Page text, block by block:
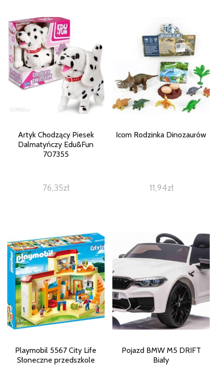
Artyk Chodzący Piesek
Dalmatyńczy Edu&Fun
707355
76,35zł
Icom Rodzinka Dinozaurów
11,94zł
Playmobil 5567 City Life
Słoneczne przedszkole
Pojazd BMW M5 DRIFT
Biały